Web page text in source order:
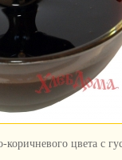
коричневого цвета с